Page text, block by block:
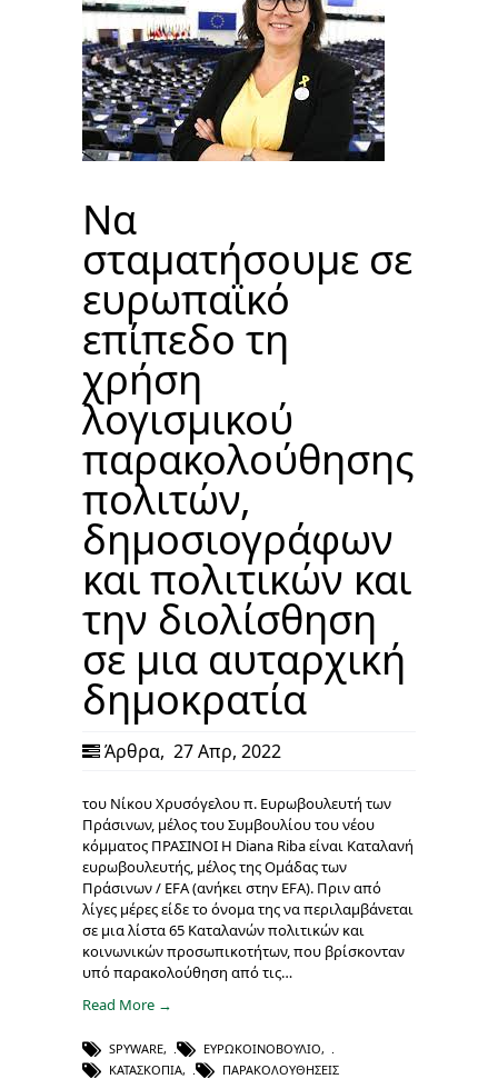
Να
σταματήσουμε σε
ευρωπαϊκό
επίπεδο τη
χρήση
λογισμικού
παρακολούθησης
πολιτών,
δημοσιογράφων
και πολιτικών και
την διολίσθηση
σε μια αυταρχική
δημοκρατία
Άρθρα, 27 Απρ, 2022
του Νίκου Χρυσόγελου π. Ευρωβουλευτή των
Πράσινων, μέλος του Συμβουλίου του νέου
κόμματος ΠΡΑΣΙΝΟΙ Η Diana Riba είναι Καταλανή
ευρωβουλευτής, μέλος της Ομάδας των
Πράσινων / EFA (ανήκει στην EFA). Πριν από
λίγες μέρες είδε το όνομα της να περιλαμβάνεται
σε μια λίστα 65 Καταλανών πολιτικών και
κοινωνικών προσωπικοτήτων, που βρίσκονταν
υπό παρακολούθηση από τις…
Read More →
SPYWARE, ΕΥΡΩΚΟΙΝΟΒΟΎΛΙΟ,
ΚΑΤΑΣΚΟΠΊΑ, ΠΑΡΑΚΟΛΟΥΘΉΣΕΙΣ